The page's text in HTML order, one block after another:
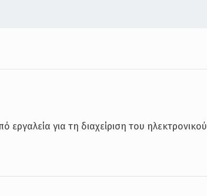
εργαλεία για τη διαχείριση του ηλεκτρονικού